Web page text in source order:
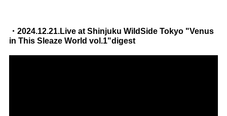
・2024.12.21.Live at Shinjuku WildSide Tokyo "Venus
in This Sleaze World vol.1"digest